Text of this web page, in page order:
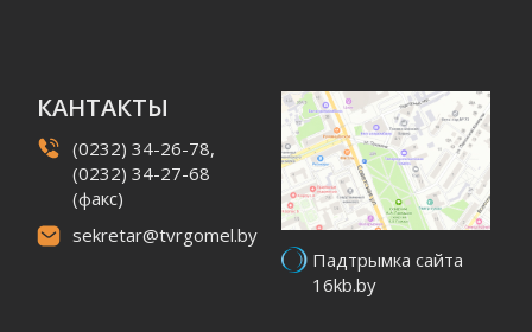
КАНТАКТЫ
(0232) 34-26-78,
(0232) 34-27-68
(факс)
sekretar@tvrgomel.by
Падтрымка сайта
16kb.by